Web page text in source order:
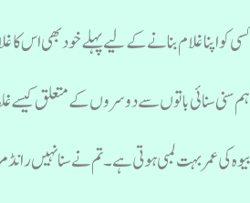
کسی کو اپنا غلام بنانے کے لیے پہلے خود بھی اس کا
ہم سنی سنائی باتوں سے دوسروں کے متعلق کیسے
بیوہ کی عمر بہت لمبی ہوتی ہے ۔تم نے سنا نہیں